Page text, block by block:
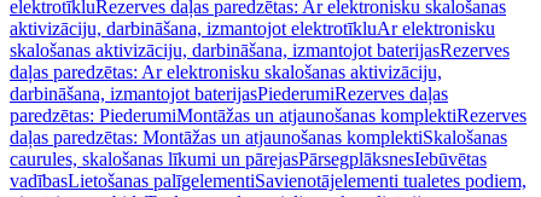
elektrotīkluRezerves daļas paredzētas: Ar elektronisku skalošanas
aktivizāciju, darbināšana, izmantojot elektrotīkluAr elektronisku
skalošanas aktivizāciju, darbināšana, izmantojot baterijasRezerves
daļas paredzētas: Ar elektronisku skalošanas aktivizāciju,
darbināšana, izmantojot baterijasPiederumiRezerves daļas
paredzētas: PiederumiMontāžas un atjaunošanas komplektiRezerves
daļas paredzētas: Montāžas un atjaunošanas komplektiSkalošanas
caurules, skalošanas līkumi un pārejasPārsegplāksnesIebūvētas
vadībasLietošanas palīgelementiSavienotājelementi tualetes podiem,